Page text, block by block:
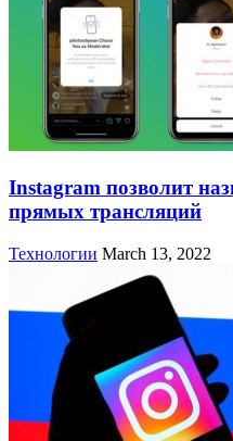
Instagram позволит
прямых трансляций
Технологии March 13, 2022